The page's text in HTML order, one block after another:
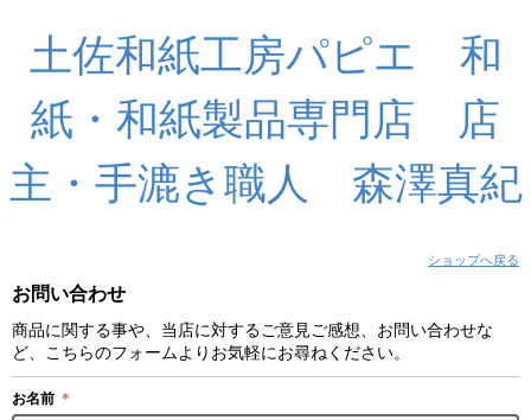
土佐和紙工房パピエ 和
紙・和紙製品専門店 店
主・手漉き職人 森澤真紀
ショップへ戻る
お問い合わせ
商品に関する事や、当店に対するご意見ご感想、お問い合わせな
ど、こちらのフォームよりお気軽にお尋ねください。
お名前 ＊